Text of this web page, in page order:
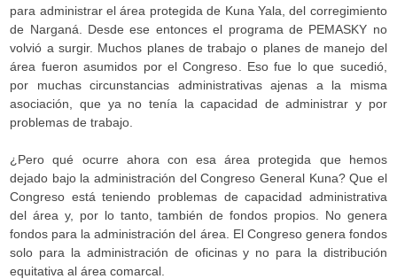
para administrar el área protegida de Kuna Yala, del corregimiento
de Narganá. Desde ese entonces el programa de PEMASKY no
volvió a surgir. Muchos planes de trabajo o planes de manejo del
área fueron asumidos por el Congreso. Eso fue lo que sucedió,
por muchas circunstancias administrativas ajenas a la misma
asociación, que ya no tenía la capacidad de administrar y por
problemas de trabajo.
¿Pero qué ocurre ahora con esa área protegida que hemos
dejado bajo la administración del Congreso General Kuna? Que el
Congreso está teniendo problemas de capacidad administrativa
del área y, por lo tanto, también de fondos propios. No genera
fondos para la administración del área. El Congreso genera fondos
solo para la administración de oficinas y no para la distribución
equitativa al área comarcal.